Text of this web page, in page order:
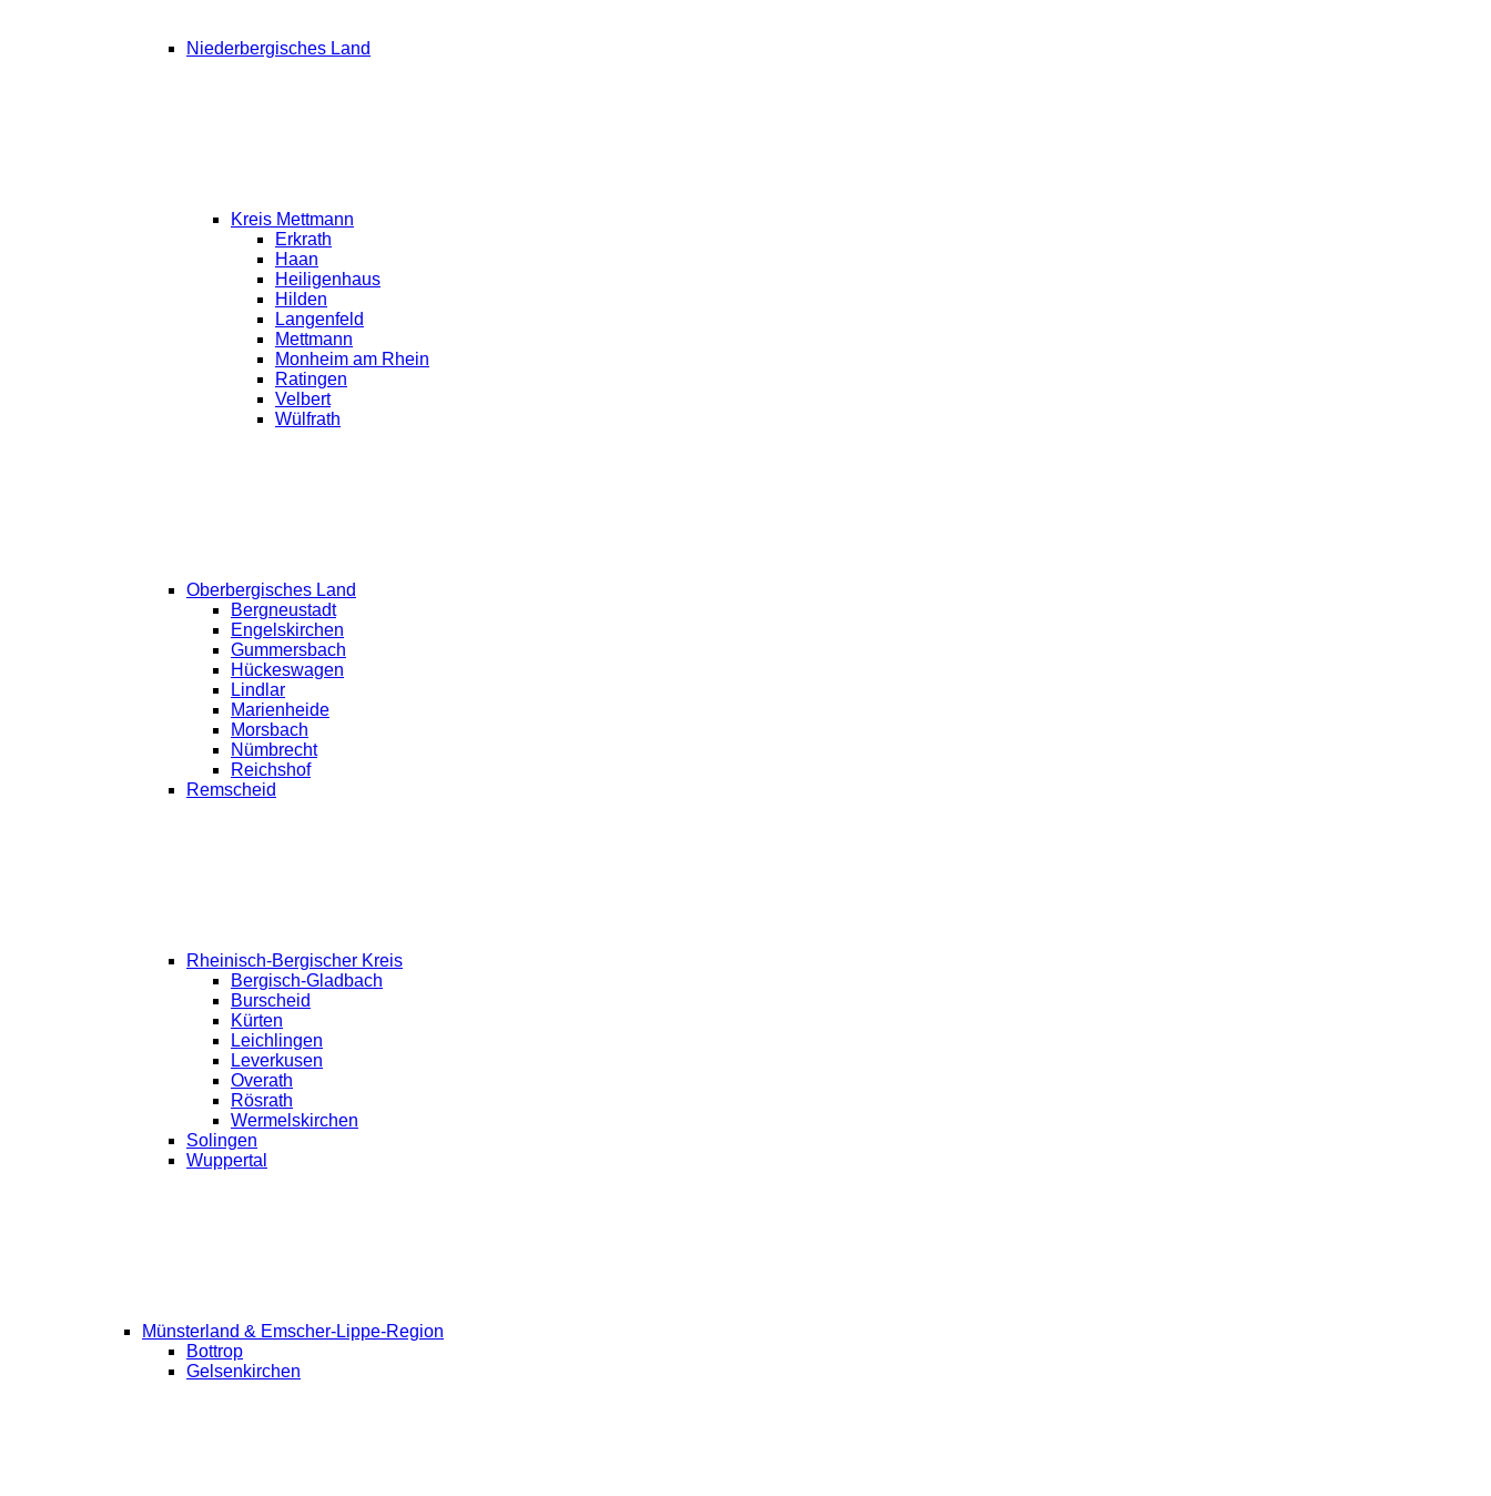
Niederbergisches Land
Kreis Mettmann
Erkrath
Haan
Heiligenhaus
Hilden
Langenfeld
Mettmann
Monheim am Rhein
Ratingen
Velbert
Wülfrath
Oberbergisches Land
Bergneustadt
Engelskirchen
Gummersbach
Hückeswagen
Lindlar
Marienheide
Morsbach
Nümbrecht
Reichshof
Remscheid
Rheinisch-Bergischer Kreis
Bergisch-Gladbach
Burscheid
Kürten
Leichlingen
Leverkusen
Overath
Rösrath
Wermelskirchen
Solingen
Wuppertal
Münsterland & Emscher-Lippe-Region
Bottrop
Gelsenkirchen